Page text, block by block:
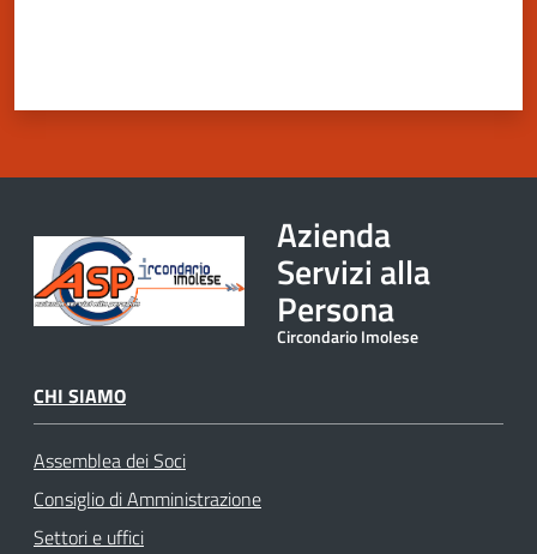
Documenti
l'ASP
Menu selezionato
Tutti
Azienda
Servizi alla
Persona
Circondario Imolese
CHI SIAMO
Assemblea dei Soci
Consiglio di Amministrazione
Settori e uffici